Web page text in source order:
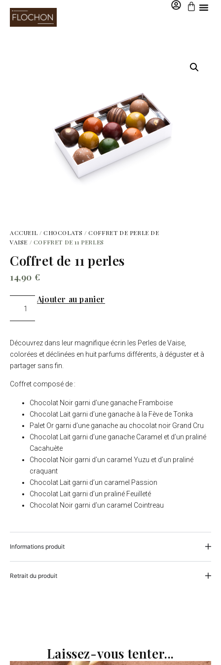
0,00
ACCUEIL /CHOCOLATS /COFFRET DE PERLE DE
VAISE / COFFRET DE 11 PERLES
Coffret de 11 perles
14,90 €
Ajouter au panier
Découvrez dans leur magnifique écrin les Perles de Vaise,
colorées et déclinées en huit parfums différents, à déguster et à
partager sans fin.
Coffret composé de :
Chocolat Noir garni d’une ganache Framboise
Chocolat Lait garni d’une ganache à la Fève de Tonka
Palet Or garni d’une ganache au chocolat noir Grand Cru
Chocolat Lait garni d’une ganache Caramel et d’un praliné
Cacahuète
Chocolat Noir garni d’un caramel Yuzu et d’un praliné
craquant
Chocolat Lait garni d’un caramel Passion
Chocolat Lait garni d’un praliné Feuilleté
Chocolat Noir garni d’un caramel Cointreau
Informations produit
Retrait du produit
Laissez-vous tenter...